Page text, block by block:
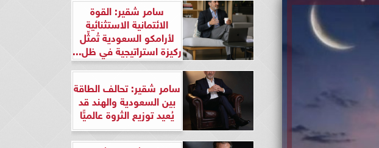
سامر شقير: القوة
الائتمانية الاستثنائية
لأرامكو السعودية تُمثِّل
ركيزة استراتيجية في ظل...
سامر شقير: تحالف الطاقة
بين السعودية والهند قد
يُعيد توزيع الثروة عالميًّا